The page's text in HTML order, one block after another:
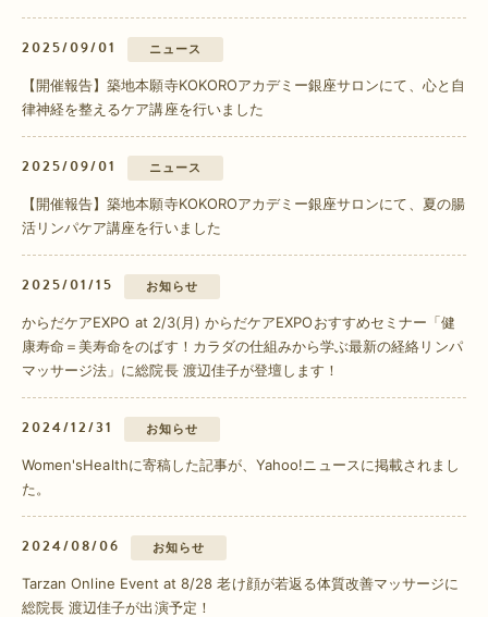
2025/09/01 ニュース
【開催報告】築地本願寺KOKOROアカデミー銀座サロンにて、心と自
律神経を整えるケア講座を行いました
2025/09/01 ニュース
【開催報告】築地本願寺KOKOROアカデミー銀座サロンにて、夏の腸
活リンパケア講座を行いました
2025/01/15 お知らせ
からだケアEXPO at 2/3(月) からだケアEXPOおすすめセミナー「健
康寿命＝美寿命をのばす！カラダの仕組みから学ぶ最新の経絡リンパ
マッサージ法」に総院長 渡辺佳子が登壇します！
2024/12/31 お知らせ
Women'sHealthに寄稿した記事が、Yahoo!ニュースに掲載されまし
た。
2024/08/06 お知らせ
Tarzan Online Event at 8/28 老け顔が若返る体質改善マッサージに
総院長 渡辺佳子が出演予定！